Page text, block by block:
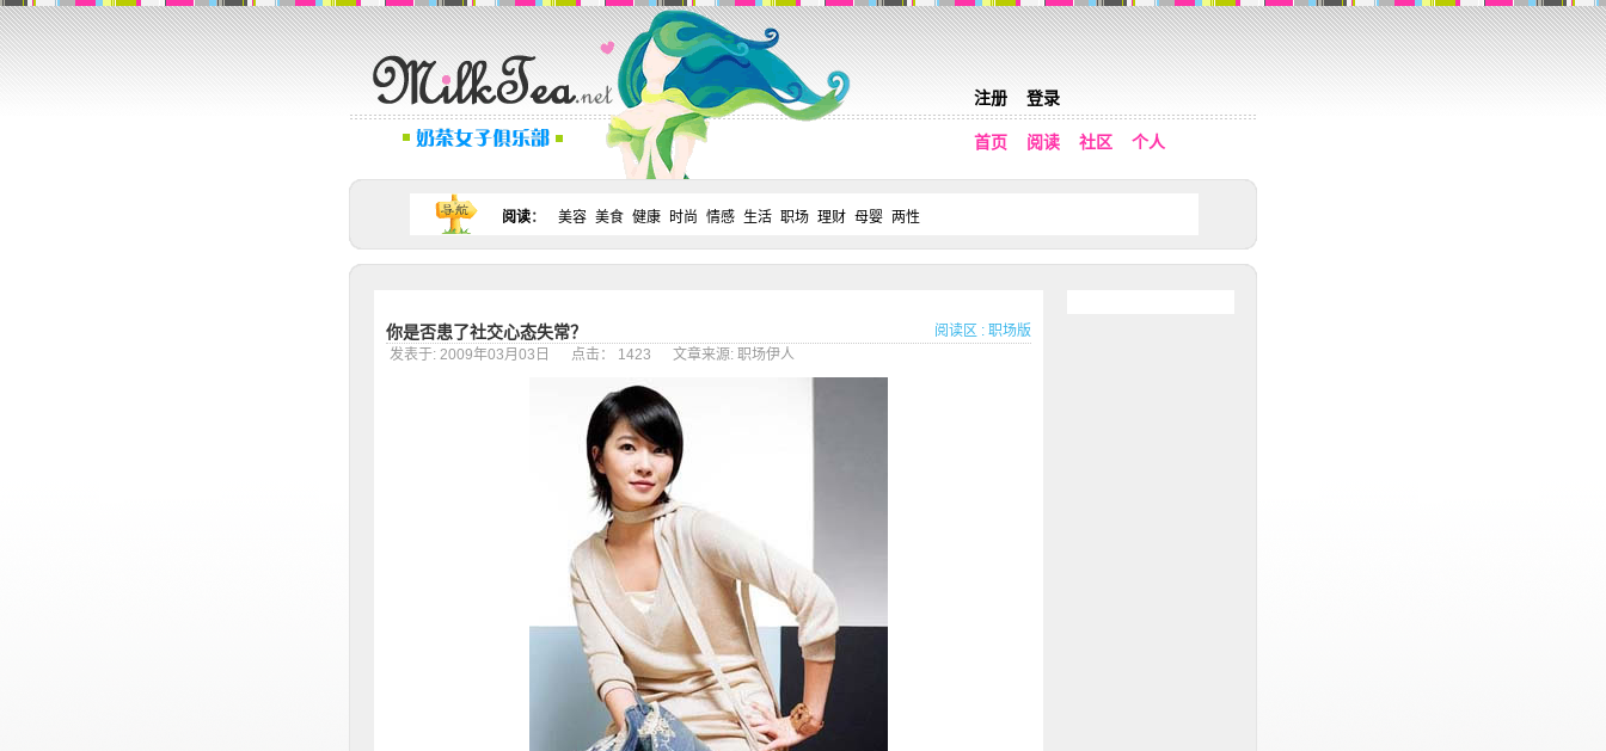
注册 登录
首页 阅读 社区 个人
阅读： 美容 美食 健康 时尚 情感 生活 职场 理财 母婴 两性
你是否患了社交心态失常？ 阅读区 : 职场版
发表于: 2009年03月03日 点击： 1423 文章来源: 职场伊人